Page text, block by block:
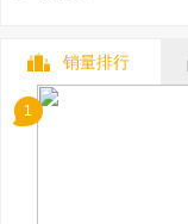
销量排行
1